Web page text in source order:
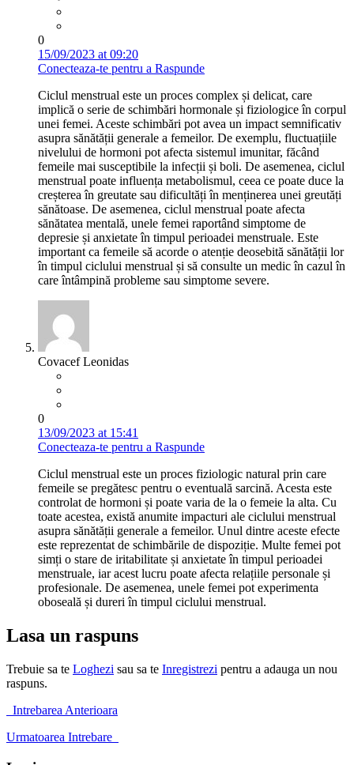
0
15/09/2023 at 09:20
Conecteaza-te pentru a Raspunde
Ciclul menstrual este un proces complex și delicat, care
implică o serie de schimbări hormonale și fiziologice în corpul
unei femei. Aceste schimbări pot avea un impact semnificativ
asupra sănătății generale a femeilor. De exemplu, fluctuațiile
nivelului de hormoni pot afecta sistemul imunitar, făcând
femeile mai susceptibile la infecții și boli. De asemenea, ciclul
menstrual poate influența metabolismul, ceea ce poate duce la
creșterea în greutate sau dificultăți în menținerea unei greutăți
sănătoase. De asemenea, ciclul menstrual poate afecta
sănătatea mentală, unele femei raportând simptome de
depresie și anxietate în timpul perioadei menstruale. Este
important ca femeile să acorde o atenție deosebită sănătății lor
în timpul ciclului menstrual și să consulte un medic în cazul în
care întâmpină probleme sau simptome severe.
Covacef Leonidas
0
13/09/2023 at 15:41
Conecteaza-te pentru a Raspunde
Ciclul menstrual este un proces fiziologic natural prin care
femeile se pregătesc pentru o eventuală sarcină. Acesta este
controlat de hormoni și poate varia de la o femeie la alta. Cu
toate acestea, există anumite impacturi ale ciclului menstrual
asupra sănătății generale a femeilor. Unul dintre aceste efecte
este reprezentat de schimbările de dispoziție. Multe femei pot
simți o stare de iritabilitate și anxietate în timpul perioadei
menstruale, iar acest lucru poate afecta relațiile personale și
profesionale. De asemenea, unele femei pot experimenta
oboseală și dureri în timpul ciclului menstrual.
Lasa un raspuns
Trebuie sa te Loghezi sau sa te Inregistrezi pentru a adauga un nou
raspuns.
Intrebarea Anterioara
Urmatoarea Intrebare